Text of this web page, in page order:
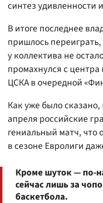
синтез удивленности
В итоге последнее
пришлось
у коллектива не
промахнулся с
ЦСКА в очередной
Как уже было
апреля российские
гениальный матч, что
в сезоне Евролиги
Кроме шуток — по-
сейчас лишь за
баскетбола.